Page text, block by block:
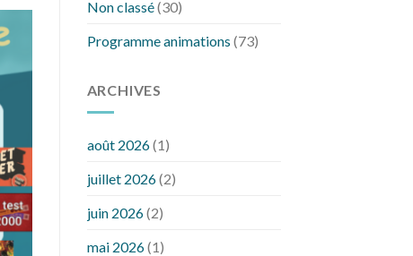
Non classé(30)
Programme animations (73)
ARCHIVES
août 2026(1)
juillet 2026(2)
juin 2026(2)
mai 2026(1)